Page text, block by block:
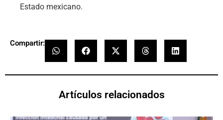
Estado mexicano.
Compartir:
Artículos relacionados